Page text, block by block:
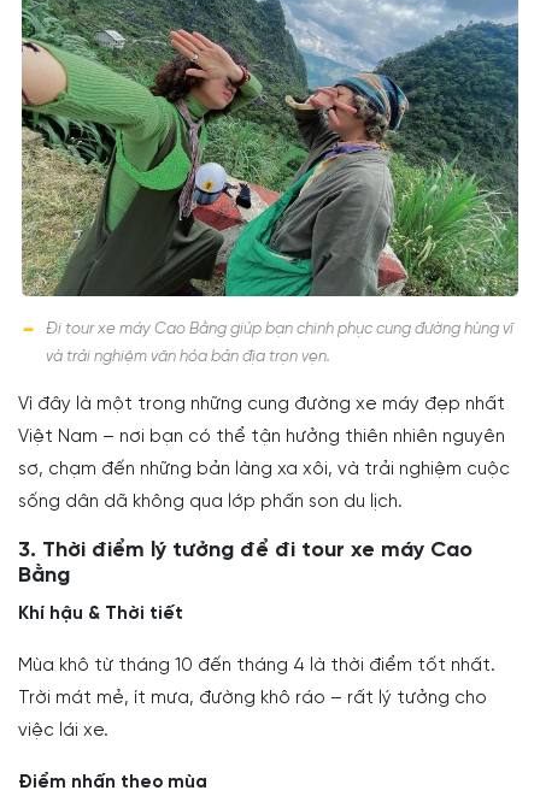
Đi tour xe máy Cao Bằng giúp bạn chinh phục cung đường hùng vĩ
và trải nghiệm văn hóa bản địa trọn vẹn.
Vì đây là một trong những cung đường xe máy đẹp nhất
Việt Nam – nơi bạn có thể tận hưởng thiên nhiên nguyên
sơ, chạm đến những bản làng xa xôi, và trải nghiệm cuộc
sống dân dã không qua lớp phấn son du lịch.
3. Thời điểm lý tưởng để đi tour xe máy Cao
Bằng
Khí hậu & Thời tiết
Mùa khô từ tháng 10 đến tháng 4 là thời điểm tốt nhất.
Trời mát mẻ, ít mưa, đường khô ráo – rất lý tưởng cho
việc lái xe.
Điểm nhấn theo mùa